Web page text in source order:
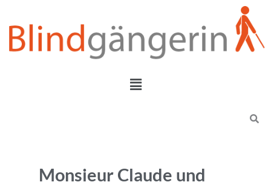
springen
Menü
Search
Monsieur Claude und